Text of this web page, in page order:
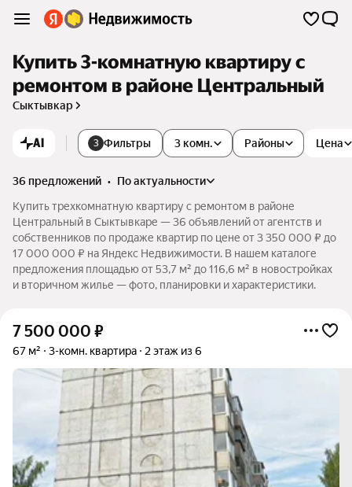
Купить 3-комнатную квартиру с
ремонтом в районе Центральный
Сыктывкар
AI 3 Фильтры 3 комн. Цена
Районы
36 предложений •
по актуальности
Купить трехкомнатную квартиру с ремонтом в районе
Центральный в Сыктывкаре — 36 объявлений от агентств и
собственников по продаже квартир по цене от 3 350 000 ₽ до
17 000 000 ₽ на Яндекс Недвижимости. В нашем каталоге
предложения площадью от 53,7 м² до 116,6 м² в новостройках
и вторичном жилье — фото, планировки и характеристики.
7 500 000 ₽
67 м² 3-комн. квартира 2 этаж из 6